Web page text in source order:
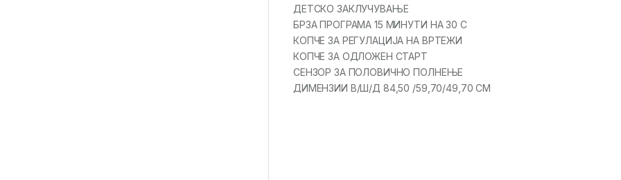
ДЕТСКО ЗАКЛУЧУВАЊЕ
БРЗА ПРОГРАМА 15 МИНУТИ НА 30 C
КОПЧЕ ЗА РЕГУЛАЦИЈА НА ВРТЕЖИ
КОПЧЕ ЗА ОДЛОЖЕН СТАРТ
СЕНЗОР ЗА ПОЛОВИЧНО ПОЛНЕЊЕ
ДИМЕНЗИИ В/Ш/Д 84,50 /59,70/49,70 CM